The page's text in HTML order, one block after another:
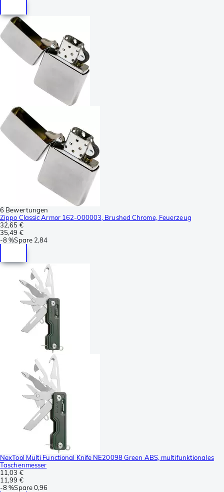
6 Bewertungen
Zippo Classic Armor 162-000003, Brushed Chrome, Feuerzeug
32,65 €
35,49 €
-8 %Spare 2,84
NexTool Multi Functional Knife NE20098 Green ABS, multifunktionales
Taschenmesser
11,03 €
11,99 €
-8 %Spare0,96